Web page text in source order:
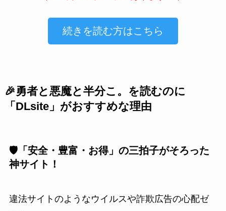
続きを読む方はこちら
🎉勇者と悪魔と半分こ。を読むのに
「DLsite」がおすすめな理由
🛡️「安全・豊富・お得」の三拍子がそろった
神サイト！
違法サイトのようなウイルスや詐欺広告の心配ゼ